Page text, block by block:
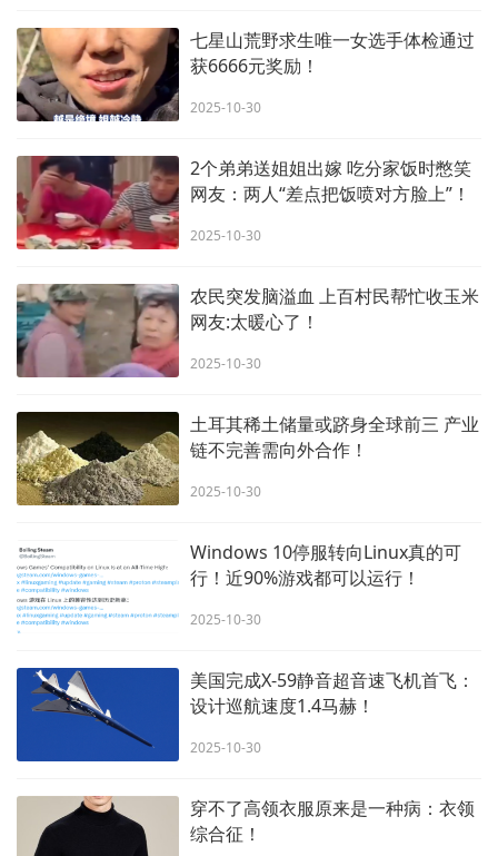
七星山荒野求生唯一女选手体检通过
获6666元奖励！
2025-10-30
2个弟弟送姐姐出嫁 吃分家饭时憋笑
网友：两人“差点把饭喷对方脸上”！
2025-10-30
农民突发脑溢血 上百村民帮忙收玉米
网友:太暖心了！
2025-10-30
土耳其稀土储量或跻身全球前三 产业
链不完善需向外合作！
2025-10-30
Windows 10停服转向Linux真的可
行！近90%游戏都可以运行！
2025-10-30
美国完成X-59静音超音速飞机首飞：
设计巡航速度1.4马赫！
2025-10-30
穿不了高领衣服原来是一种病：衣领
综合征！